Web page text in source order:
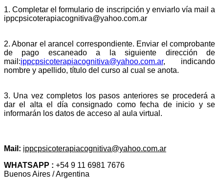
1. Completar el formulario de inscripción y enviarlo vía mail a
ippcpsicoterapiacognitiva@yahoo.com.ar
2. Abonar el arancel correspondiente. Enviar el comprobante
de pago escaneado a la siguiente dirección de
mail:ippcpsicoterapiacognitiva@yahoo.com.ar, indicando
nombre y apellido, título del curso al cual se anota.
3. Una vez completos los pasos anteriores se procederá a
dar el alta el día consignado como fecha de inicio y se
informarán los datos de acceso al aula virtual.
Mail: ippcpsicoterapiacognitiva@yahoo.com.ar
WHATSAPP : +54 9 11 6981 7676
Buenos Aires / Argentina